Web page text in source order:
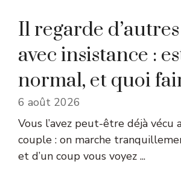
Il regarde
avec insistance :
normal, et quoi
6 août 2026
Vous l’avez peut-être déjà vécu
couple : on marche
et d’un coup vous voyez ...